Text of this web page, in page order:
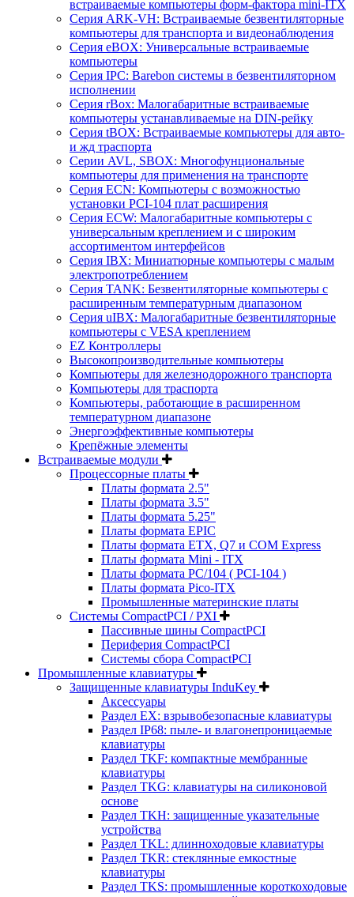
встраиваемые компьютеры форм-фактора mini-ITX
Серия ARK-VH: Встраиваемые безвентиляторные
компьютеры для транспорта и видеонаблюдения
Серия eBOX: Универсальные встраиваемые
компьютеры
Серия IPC: Barebon системы в безвентиляторном
исполнении
Серия rBox: Малогабаритные встраиваемые
компьютеры устанавливаемые на DIN-рейку
Серия tBOX: Встраиваемые компьютеры для авто-
и жд траспорта
Серии AVL, SBOX: Многофунциональные
компьютеры для применения на транспорте
Серия ECN: Компьютеры с возможностью
установки PCI-104 плат расширения
Серия ECW: Малогабаритные компьютеры с
универсальным креплением и с широким
ассортиментом интерфейсов
Серия IBX: Миниатюрные компьютеры с малым
электропотреблением
Серия TANK: Безвентиляторные компьютеры с
расширенным температурным диапазоном
Серия uIBX: Малогабаритные безвентиляторные
компьютеры с VESA креплением
EZ Контроллеры
Высокопроизводительные компьютеры
Компьютеры для железнодорожного транспорта
Компьютеры для траспорта
Компьютеры, работающие в расширенном
температурном диапазоне
Энергоэффективные компьютеры
Крепёжные элементы
Встраиваемые модули
Процессорные платы
Платы формата 2.5"
Платы формата 3.5"
Платы формата 5.25"
Платы формата EPIC
Платы формата ETX, Q7 и COM Express
Платы формата Mini - ITX
Платы формата PC/104 ( PCI-104 )
Платы формата Pico-ITX
Промышленные материнские платы
Системы CompactPCI / PXI
Пассивные шины CompactPCI
Периферия CompactPCI
Системы сбора CompactPCI
Промышленные клавиатуры
Защищенные клавиатуры InduKey
Аксессуары
Раздел EX: взрывобезопасные клавиатуры
Раздел IP68: пыле- и влагонепроницаемые
клавиатуры
Раздел TKF: компактные мембранные
клавиатуры
Раздел TKG: клавиатуры на силиконовой
основе
Раздел TKH: защищенные указательные
устройства
Раздел TKL: длинноходовые клавиатуры
Раздел TKR: стеклянные емкостные
клавиатуры
Раздел TKS: промышленные короткоходовые